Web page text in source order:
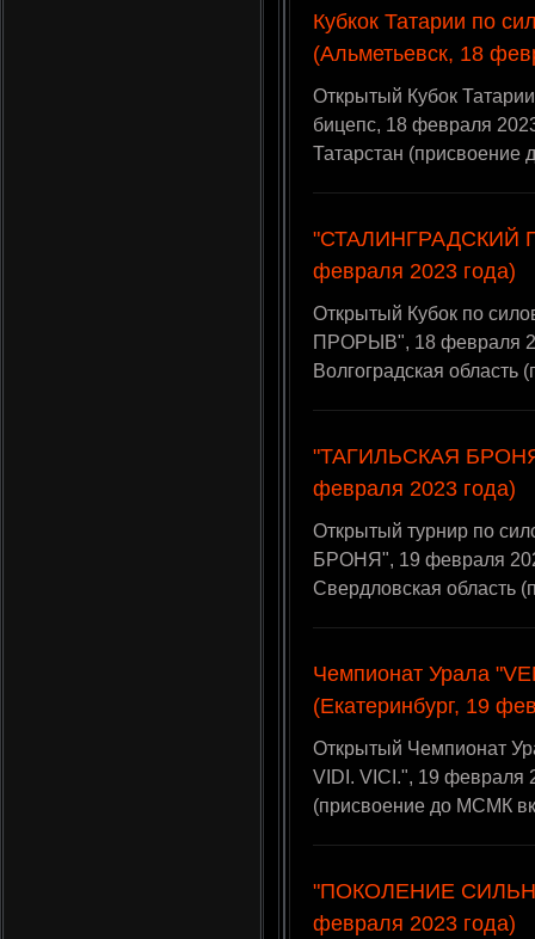
Кубкок Татарии по
(Альметьевск, 18
Открытый Кубок
бицепс, 18 февраля
Татарстан
"СТАЛИНГРАДСКИЙ
февраля 2023 года)
Открытый Кубок по
ПРОРЫВ", 18 февраля
Волгоградская
"ТАГИЛЬСКАЯ
февраля 2023 года)
Открытый турнир по
БРОНЯ", 19 февраля
Свердловская область
Чемпионат Урала
(Екатеринбург, 19
Открытый Чемпионат
VIDI. VICI.", 19 февраля
(присвоение до МСМК
"ПОКОЛЕНИЕ
февраля 2023 года)